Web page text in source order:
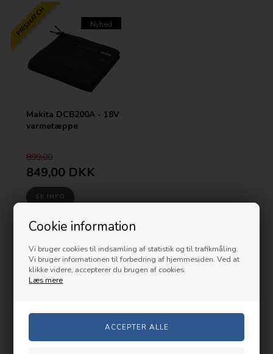
Cookie information
Vi bruger cookies til indsamling af statistik og til trafikmåling.
Vi bruger informationen til forbedring af hjemmesiden. Ved at
klikke videre, accepterer du brugen af cookies.
Læs mere
PRISMATCH Nyhed
Makita DCB200A - 18V
varmetæppe
899,00
849,00 DKK
SE INFO
Er du på udkig efter Makita, DeWalt eller andre højkvalitets maskiner
og produkter? Så er Prishammeren.dk det helt rette sted for dig! Vi
ALTID prisgaranti. Vi har Danmarks laveste priser på de bedste varer
på markedet. Vores erfaring på området rækker helt tilbage til 2003,
og gennem årene har vi især specialiseret os i at sælge mærkevare